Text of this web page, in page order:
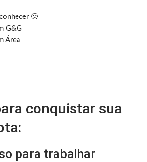
🙂
G&G
Área
conquistar sua
para trabalhar